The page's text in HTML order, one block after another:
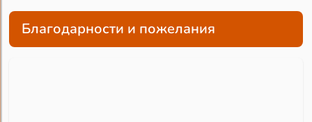
Благодарности и пожелания